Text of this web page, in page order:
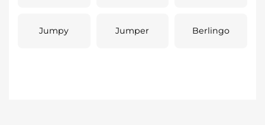
Jumpy Jumper Berlingo